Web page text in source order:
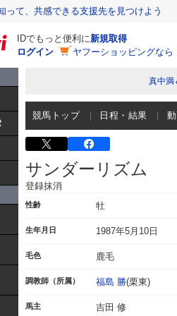
って、共感できる支援先を見つけよう
IDでもっと便利に新規取得
ログイン
ヤフーショッピングなら
真中満
競馬トップ 日程・結果
サンダーリズム
登録抹消
性齢 牡
生年月日 1987年5月10日
毛色 鹿毛
調教師（所属） 福島 勝(栗東)
馬主 吉田 修